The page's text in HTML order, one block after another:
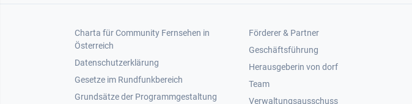
Footer 1
Charta für Community Fernsehen in
Österreich
Datenschutzerklärung
Gesetze im Rundfunkbereich
Grundsätze der Programmgestaltung
Footer 2
Förderer & Partner
Geschäftsführung
Herausgeberin von dorf
Team
Verwaltungsausschuss